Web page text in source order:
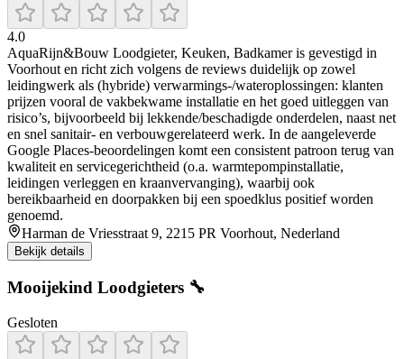
4.0
AquaRijn&Bouw Loodgieter, Keuken, Badkamer is gevestigd in
Voorhout en richt zich volgens de reviews duidelijk op zowel
leidingwerk als (hybride) verwarmings-/wateroplossingen: klanten
prijzen vooral de vakbekwame installatie en het goed uitleggen van
risico’s, bijvoorbeeld bij lekkende/beschadigde onderdelen, naast net
en snel sanitair- en verbouwgerelateerd werk. In de aangeleverde
Google Places-beoordelingen komt een consistent patroon terug van
kwaliteit en servicegerichtheid (o.a. warmtepompinstallatie,
leidingen verleggen en kraanvervanging), waarbij ook
bereikbaarheid en doorpakken bij een spoedklus positief worden
genoemd.
Harman de Vriesstraat 9, 2215 PR Voorhout, Nederland
Bekijk details
Mooijekind Loodgieters 🔧
Gesloten